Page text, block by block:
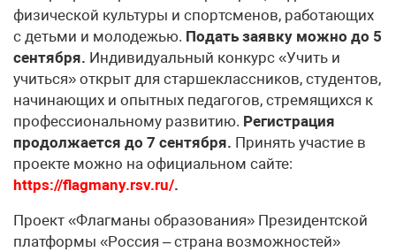
физической культуры и спортсменов, работающих
с детьми и молодежью. Подать заявку можно до 5
сентября. Индивидуальный конкурс «Учить и
учиться» открыт для старшеклассников, студентов,
начинающих и опытных педагогов, стремящихся к
профессиональному развитию. Регистрация
продолжается до 7 сентября. Принять участие в
проекте можно на официальном сайте:
https://flagmany.rsv.ru/.
Проект «Флагманы образования» Президентской
платформы «Россия – страна возможностей»